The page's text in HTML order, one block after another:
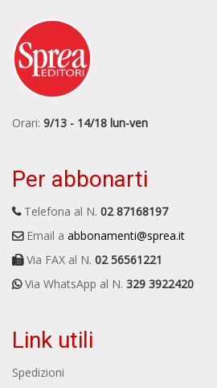
Orari: 9/13 - 14/18 lun-ven
Per abbonarti
Telefona al N. 02 87168197
Email a abbonamenti@sprea.it
Via FAX al N. 02 56561221
Via WhatsApp al N. 329 3922420
Link utili
Spedizioni